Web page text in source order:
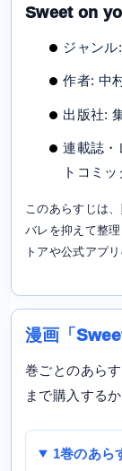
Sweet on
ジャンル
作者: 中
出版社:
連載誌・
トコミ
このあらすじは
バレを抑えて整
トアや公式アプ
漫画「
巻ごとのあら
まで購入する
1巻のあら